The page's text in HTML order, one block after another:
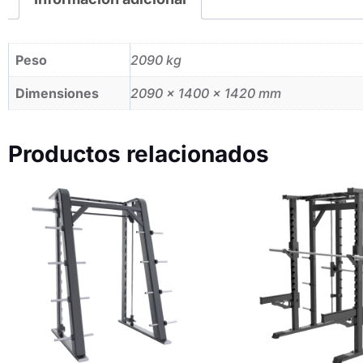
Peso 2090 kg
Dimensiones 2090 × 1400 × 1420 mm
Productos relacionados